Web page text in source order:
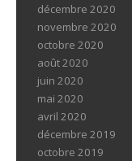
décembre 2020
novembre 2020
octobre 2020
août 2020
juin 2020
mai 2020
avril 2020
décembre 2019
octobre 2019